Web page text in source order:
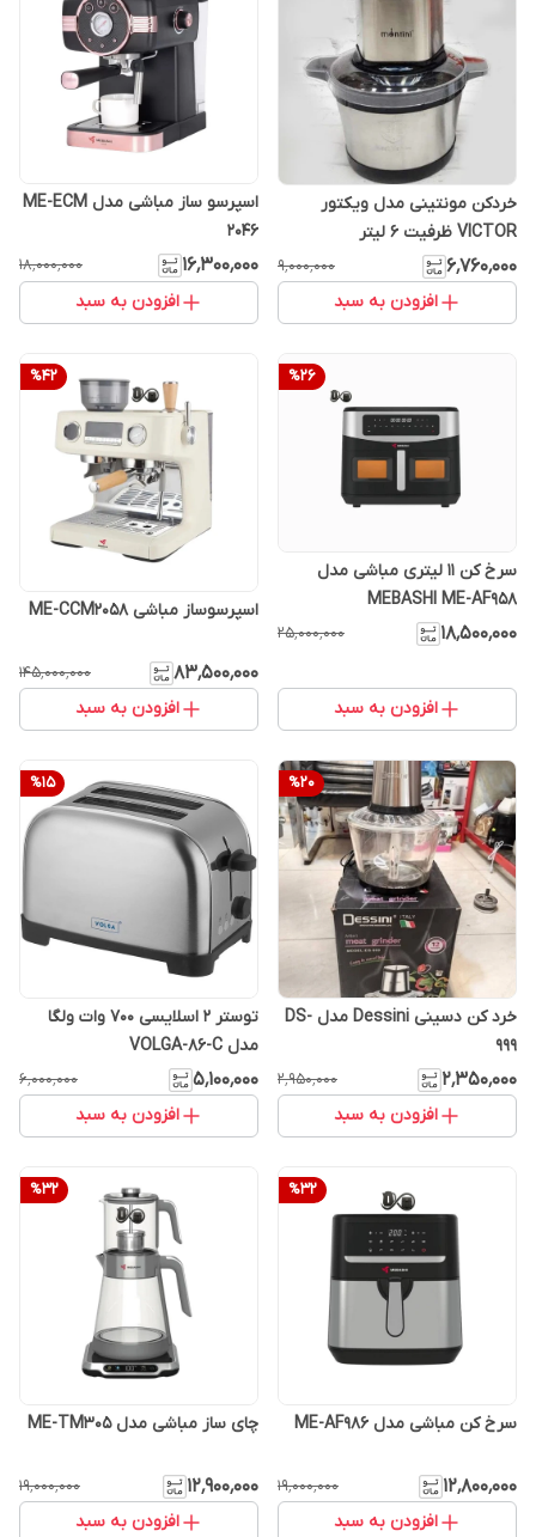
خردکن مونتینی مدل ویکتور
VICTOR ظرفیت 6 لیتر
۶٬۷۶۰٬۰۰۰ ۹٬۰۰۰٬۰۰۰
افزودن به سبد
اسپرسو ساز مباشی مدل ME-ECM
2046
۱۶٬۳۰۰٬۰۰۰ ۱۸٬۰۰۰٬۰۰۰
افزودن به سبد
%26
سرخ کن 11 لیتری مباشی مدل
MEBASHI ME-AF958
۱۸٬۵۰۰٬۰۰۰ ۲۵٬۰۰۰٬۰۰۰
افزودن به سبد
%42
اسپرسوساز مباشی ME-CCM2058
۸۳٬۵۰۰٬۰۰۰ ۱۴۵٬۰۰۰٬۰۰۰
افزودن به سبد
%20
خرد کن دسینی Dessini مدل DS-
999
۲٬۳۵۰٬۰۰۰ ۲٬۹۵۰٬۰۰۰
افزودن به سبد
%15
توستر 2 اسلایسی 700 وات ولگا
مدل VOLGA-86-C
۵٬۱۰۰٬۰۰۰ ۶٬۰۰۰٬۰۰۰
افزودن به سبد
%32
سرخ کن مباشی مدل ME-AF986
۱۲٬۸۰۰٬۰۰۰ ۱۹٬۰۰۰٬۰۰۰
افزودن به سبد
%32
چای ساز مباشی مدل ME-TM305
۱۲٬۹۰۰٬۰۰۰ ۱۹٬۰۰۰٬۰۰۰
افزودن به سبد